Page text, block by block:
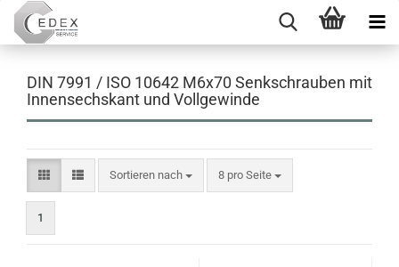
DIN 7991 / ISO 10642 M6x70 Senkschrauben mit
Innensechskant und Vollgewinde
Sortieren nach
Sortieren nach 8 pro Seite
pro Seite
1